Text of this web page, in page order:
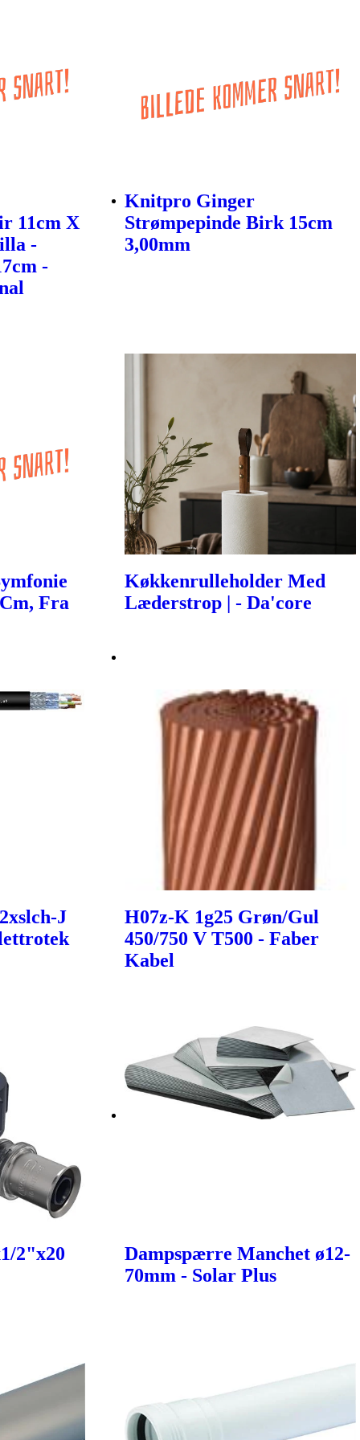
11cm X
-
-
Knitpro Ginger
Strømpepinde Birk 15cm
3,00mm
Fra
Køkkenrulleholder Med
Læderstrop | - Da'core
J
H07z-K 1g25 Grøn/Gul
450/750 V T500 - Faber
Kabel
2"x20
Dampspærre Manchet ø12-
70mm - Solar Plus